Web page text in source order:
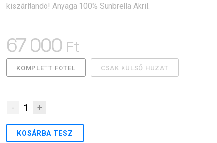
kiszárítandó! Anyaga 100% Sunbrella Akril.
67 000 Ft
KOMPLETT FOTEL CSAK KÜLSŐ HUZAT
- 1 +
KOSÁRBA TESZ